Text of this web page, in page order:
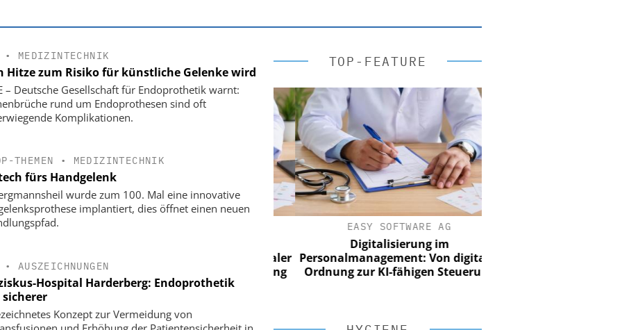
• MEDIZINTECHNIK
Hitze zum Risiko für künstliche Gelenke wird
– Deutsche Gesellschaft für Endoprothetik warnt:
rund um Endoprothesen sind oft
Komplikationen.
THEMEN • MEDIZINTECHNIK
fürs Handgelenk
wurde zum 100. Mal eine innovative
implantiert, dies öffnet einen neuen
• AUSZEICHNUNGEN
Hospital Harderberg: Endoprothetik
sicherer
Konzept zur Vermeidung von
TOP-FEATURE
digitaler
Ordnung zur KI-fähigen Steuerung
EASY SOFTWARE AG
Digitalisierung im
Personalmanagement: Von digitaler
Ordnung zur KI-fähigen Steuerung